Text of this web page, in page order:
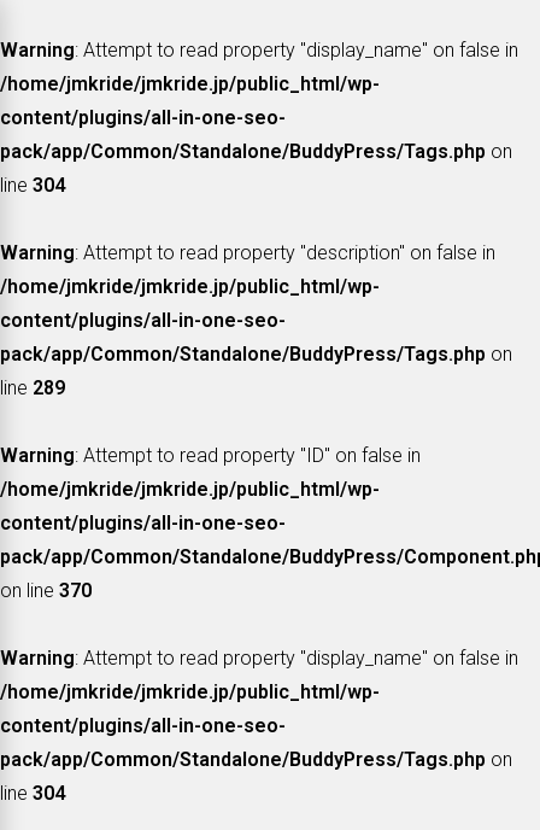
Warning: Attempt to read property "display_name" on false in
/home/jmkride/jmkride.jp/public_html/wp-
content/plugins/all-in-one-seo-
pack/app/Common/Standalone/BuddyPress/Tags.php on
line 304
Warning: Attempt to read property "description" on false in
/home/jmkride/jmkride.jp/public_html/wp-
content/plugins/all-in-one-seo-
pack/app/Common/Standalone/BuddyPress/Tags.php on
line 289
Warning: Attempt to read property "ID" on false in
/home/jmkride/jmkride.jp/public_html/wp-
content/plugins/all-in-one-seo-
pack/app/Common/Standalone/BuddyPress/
on line 370
Warning: Attempt to read property "display_name" on false in
/home/jmkride/jmkride.jp/public_html/wp-
content/plugins/all-in-one-seo-
pack/app/Common/Standalone/BuddyPress/Tags.php on
line 304